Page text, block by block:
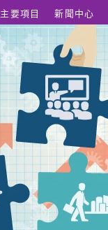
主要項目 新聞中心